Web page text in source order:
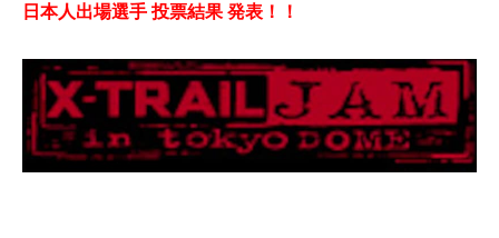
日本人出場選手 投票結果 発表！！